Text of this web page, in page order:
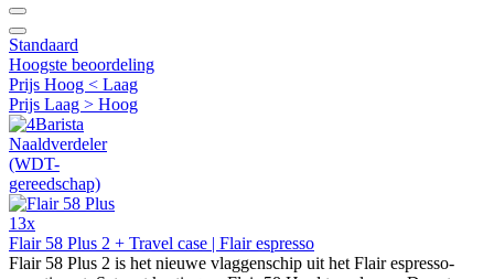
Standaard
Hoogste beoordeling
Prijs Hoog < Laag
Prijs Laag > Hoog
13x
Flair 58 Plus 2 + Travel case | Flair espresso
Flair 58 Plus 2 is het nieuwe vlaggenschip uit het Flair espresso-